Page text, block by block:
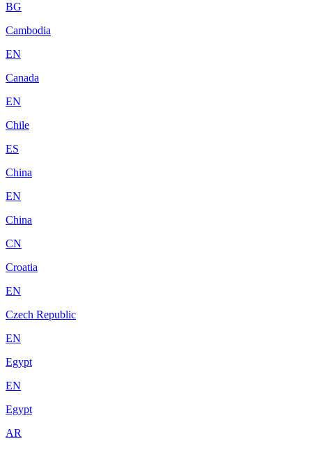
BG
Cambodia
EN
Canada
EN
Chile
ES
China
EN
China
CN
Croatia
EN
Czech Republic
EN
Egypt
EN
Egypt
AR